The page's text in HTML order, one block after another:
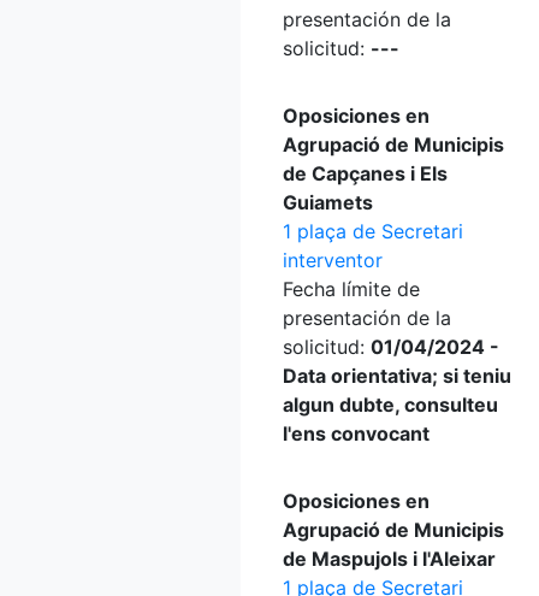
presentación de la
solicitud: ---
Oposiciones en
Agrupació de Municipis
de Capçanes i Els
Guiamets
1 plaça de Secretari
interventor
Fecha límite de
presentación de la
solicitud: 01/04/2024 -
Data orientativa; si teniu
algun dubte, consulteu
l'ens convocant
Oposiciones en
Agrupació de Municipis
de Maspujols i l'Aleixar
1 plaça de Secretari